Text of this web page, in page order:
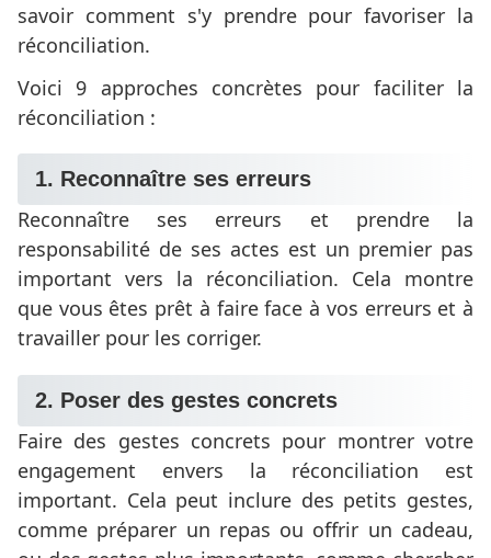
savoir comment s'y prendre pour favoriser la
réconciliation.
Voici 9 approches concrètes pour faciliter la
réconciliation :
1. Reconnaître ses erreurs
Reconnaître ses erreurs et prendre la
responsabilité de ses actes est un premier pas
important vers la réconciliation. Cela montre
que vous êtes prêt à faire face à vos erreurs et à
travailler pour les corriger.
2. Poser des gestes concrets
Faire des gestes concrets pour montrer votre
engagement envers la réconciliation est
important. Cela peut inclure des petits gestes,
comme préparer un repas ou offrir un cadeau,